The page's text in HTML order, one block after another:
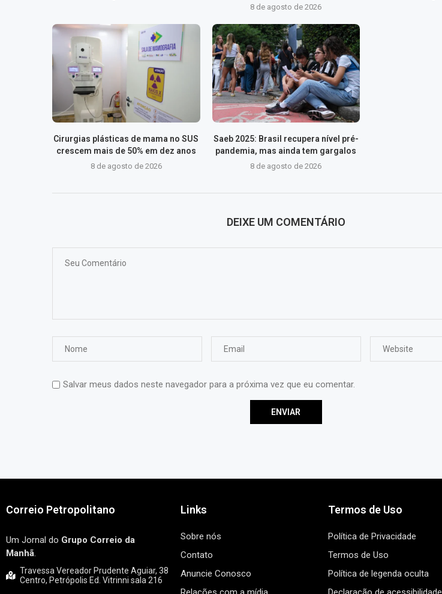
8 de agosto de 2026
Cirurgias plásticas de mama no SUS
crescem mais de 50% em dez anos
8 de agosto de 2026
Saeb 2025: Brasil recupera nível pré-
pandemia, mas ainda tem gargalos
8 de agosto de 2026
DEIXE UM COMENTÁRIO
Salvar meus dados neste navegador para a próxima vez que eu comentar.
Correio Petropolitano
Um Jornal do Grupo Correio da
Manhã.
Travessa Vereador Prudente Aguiar, 38
Centro, Petrópolis Ed. Vitrinni sala 216
Links
Sobre nós
Contato
Anuncie Conosco
Termos de Uso
Política de Privacidade
Termos de Uso
Política de legenda oculta